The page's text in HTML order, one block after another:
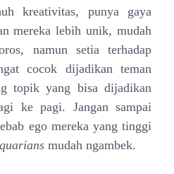
kreativitas, punya gaya
mereka lebih unik, mudah
namun setia terhadap
cocok dijadikan teman
topik yang bisa dijadikan
ke pagi. Jangan sampai
ego mereka yang tinggi
mudah ngambek.